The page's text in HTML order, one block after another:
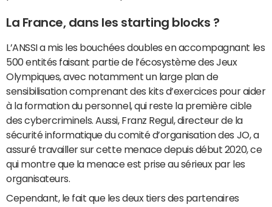
La France, dans les starting blocks ?
L’ANSSI a mis les bouchées doubles en accompagnant les
500 entités faisant partie de l’écosystème des Jeux
Olympiques, avec notamment un large plan de
sensibilisation comprenant des kits d’exercices pour aider
à la formation du personnel, qui reste la première cible
des cybercriminels. Aussi, Franz Regul, directeur de la
sécurité informatique du comité d’organisation des JO, a
assuré travailler sur cette menace depuis début 2020, ce
qui montre que la menace est prise au sérieux par les
organisateurs.
Cependant, le fait que les deux tiers des partenaires